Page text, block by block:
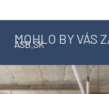
MOHLO BY VÁS
ASB.SK